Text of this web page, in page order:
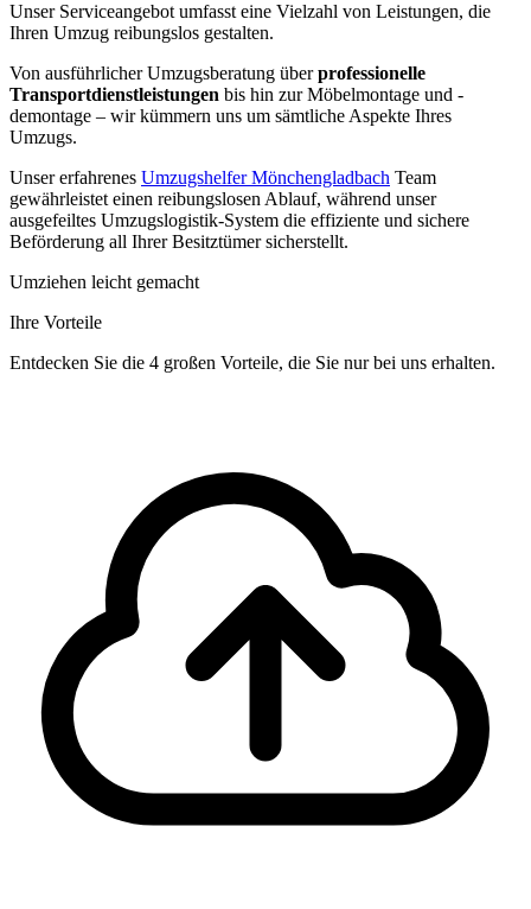
Unser Serviceangebot umfasst eine Vielzahl von Leistungen, die
Ihren Umzug reibungslos gestalten.
Von ausführlicher Umzugsberatung überprofessionelle
Transportdienstleistungen bis hin zur Möbelmontage und -
demontage – wir kümmern uns um sämtliche Aspekte Ihres
Umzugs.
Unser erfahrenes Umzugshelfer Mönchengladbach Team
gewährleistet einen reibungslosen Ablauf, während unser
ausgefeiltes Umzugslogistik-System die effiziente und sichere
Beförderung all Ihrer Besitztümer sicherstellt.
Umziehen leicht gemacht
Ihre Vorteile
Entdecken Sie die 4 großen Vorteile, die Sie nur bei uns erhalten.